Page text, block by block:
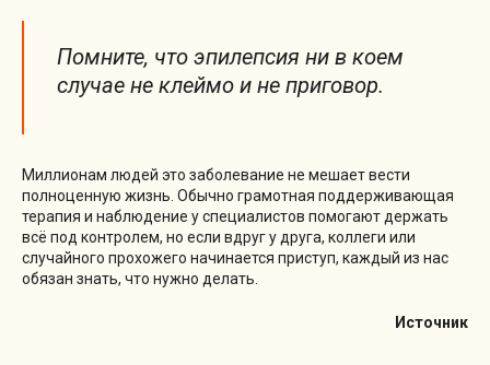
Помните, что эпилепсия ни в коем
случае не клеймо и не приговор.
Миллионам людей это заболевание не мешает вести
полноценную жизнь. Обычно грамотная поддерживающая
терапия и наблюдение у специалистов помогают держать
всё под контролем, но если вдруг у друга, коллеги или
случайного прохожего начинается приступ, каждый из нас
обязан знать, что нужно делать.
Источник